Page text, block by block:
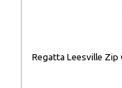
Regatta Leesville Zip